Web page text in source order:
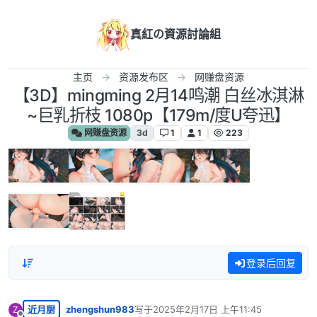
真紅の資源討論組
主页 资源发布区 网赚盘资源
【3D】mingming 2月14鸣潮 白丝冰淇淋
~巨乳折枝 1080p【179m/度U夸迅】
网赚盘资源 3d 1 1 223
登录后回复
Z 近月厨 zhengshun983写于2025年2月17日 上午11:45